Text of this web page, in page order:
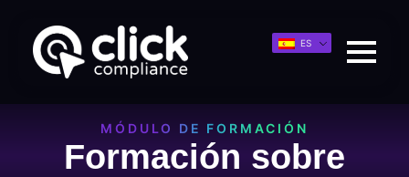
ES
MÓDULO DE FORMACIÓN
Formación sobre